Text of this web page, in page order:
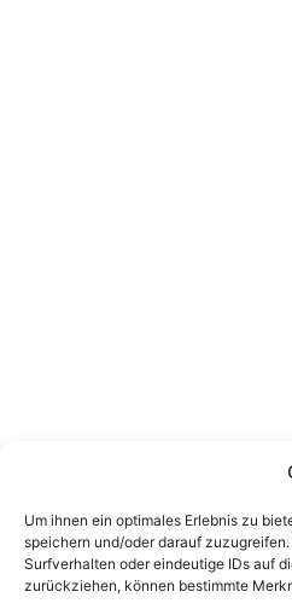
Um ihnen ein optimales Erlebnis zu
speichern und/oder darauf
Surfverhalten oder eindeutige IDs auf
zurückziehen, können bestimmte